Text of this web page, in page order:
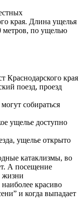
края. Длина ущелья
метров, по ущелью
Краснодарского края
поезд, проезд
собираться
ущелье доступно
ущелье открыто
катаклизмы, во
А посещение
жизни
красиво
и когда выпадает